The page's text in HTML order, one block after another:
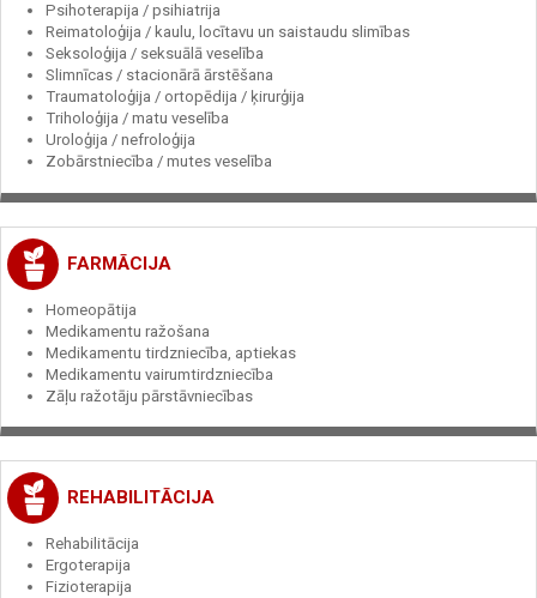
Psihoterapija / psihiatrija
Reimatoloģija / kaulu, locītavu un saistaudu slimības
Seksoloģija / seksuālā veselība
Slimnīcas / stacionārā ārstēšana
Traumatoloģija / ortopēdija / ķirurģija
Triholoģija / matu veselība
Uroloģija / nefroloģija
Zobārstniecība / mutes veselība
FARMĀCIJA
Homeopātija
Medikamentu ražošana
Medikamentu tirdzniecība, aptiekas
Medikamentu vairumtirdzniecība
Zāļu ražotāju pārstāvniecības
REHABILITĀCIJA
Rehabilitācija
Ergoterapija
Fizioterapija